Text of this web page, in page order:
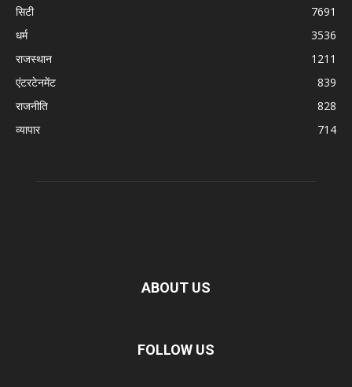
सिटी
7691
धर्म
3536
राजस्थान
1211
एंटरटेनमेंट
839
राजनीति
828
व्यापार
714
ABOUT US
FOLLOW US